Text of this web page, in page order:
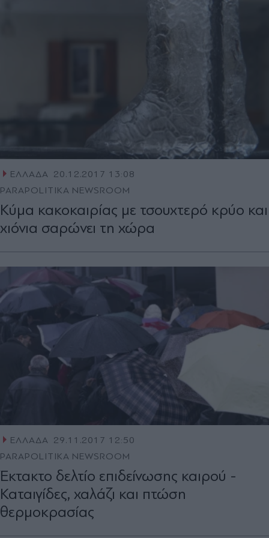
ΕΛΛΑΔΑ
20.12.2017 13:08
PARAPOLITIKA NEWSROOM
Κύμα κακοκαιρίας με τσουχτερό κρύο και
χιόνια σαρώνει τη χώρα
ΕΛΛΑΔΑ 29.11.2017 12:50
PARAPOLITIKA NEWSROOM
Έκτακτο δελτίο επιδείνωσης καιρού -
Καταιγίδες, χαλάζι και πτώση
θερμοκρασίας